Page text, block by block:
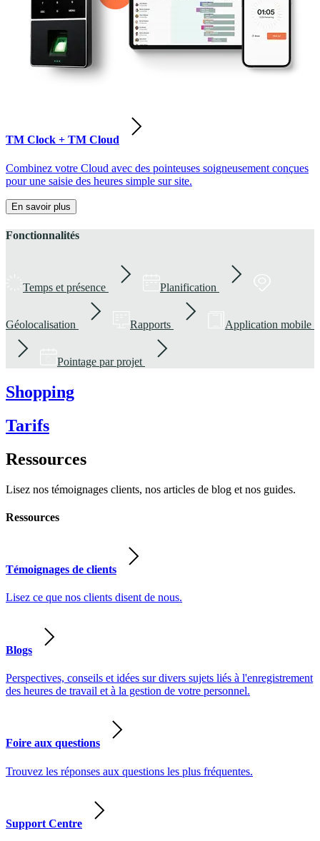
TM Clock + TM Cloud
Combinez votre Cloud avec des pointeuses soigneusement conçues
pour une saisie des heures simple sur site.
En savoir plus
Fonctionnalités
Temps et présence Planification
Géolocalisation Rapports Application mobile
Pointage par projet
Shopping
Tarifs
Ressources
Lisez nos témoignages clients, nos articles de blog et nos guides.
Ressources
Témoignages de clients
Lisez ce que nos clients disent de nous.
Blogs
Perspectives, conseils et idées sur divers sujets liés à l'enregistrement
des heures de travail et à la gestion de votre personnel.
Foire aux questions
Trouvez les réponses aux questions les plus fréquentes.
Support Centre